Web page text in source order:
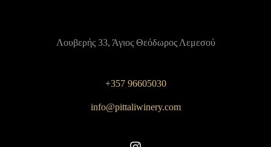
Λουβερής 33, Άγιος Θεόδωρος Λεμεσού
+357 96605030
info@pittaliwinery.com